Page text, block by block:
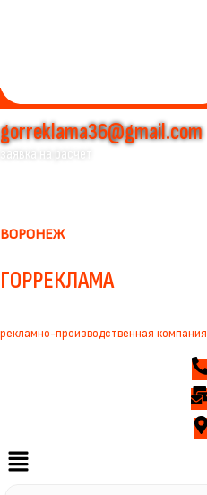
gorreklama36@gmail.com
заявка на расчет
ВОРОНЕЖ
ГОРРЕКЛАМА
рекламно-производственная компания